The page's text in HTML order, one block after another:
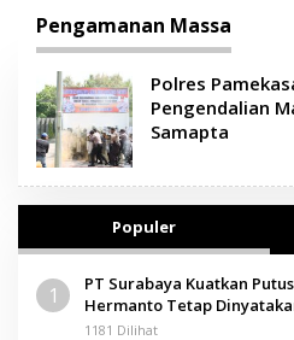
Pengamanan Massa
Polres
Pengendalian
Samapta
Populer
1
PT Surabaya Kuatkan
Hermanto Tetap
Pamolokan
1181 Dilihat